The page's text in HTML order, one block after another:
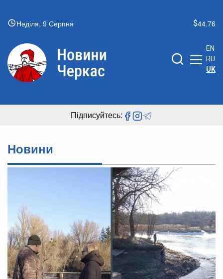
Неділя, 9 Серпня 44.76
EN
RU
UK
Підписуйтесь:
Новини